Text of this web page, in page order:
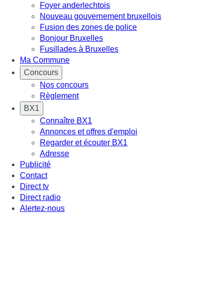
Foyer anderlechtois
Nouveau gouvernement bruxellois
Fusion des zones de police
Bonjour Bruxelles
Fusillades à Bruxelles
Ma Commune
Concours
Nos concours
Règlement
BX1
Connaître BX1
Annonces et offres d'emploi
Regarder et écouter BX1
Adresse
Publicité
Contact
Direct tv
Direct radio
Alertez-nous